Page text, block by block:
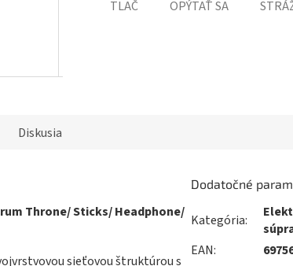
TLAČ OPÝTAŤ SA
Diskusia
Throne/ Sticks/ Headphone/
sieťovou štruktúrou s
Dodatočné
Kategória:
EAN: